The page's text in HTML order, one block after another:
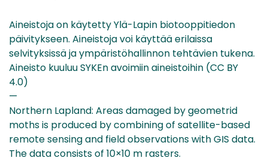
Aineistoja on käytetty Ylä-Lapin biotooppitiedon
päivitykseen. Aineistoja voi käyttää erilaissa
selvityksissä ja ympäristöhallinnon tehtävien tukena.
Aineisto kuuluu SYKEn avoimiin aineistoihin (CC BY
4.0)
—
Northern Lapland: Areas damaged by geometrid
moths is produced by combining of satellite-based
remote sensing and field observations with GIS data.
The data consists of 10×10 m rasters.